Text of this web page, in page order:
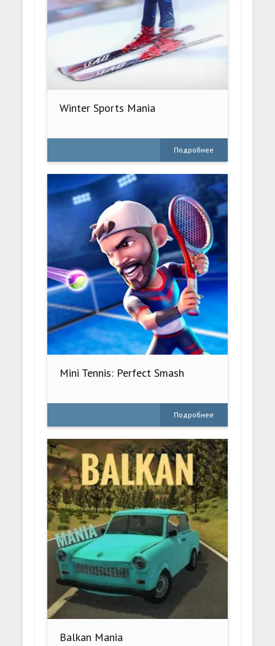
Winter Sports Mania
Подробнее
Mini Tennis: Perfect Smash
Подробнее
Balkan Mania